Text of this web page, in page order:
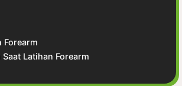
Forearm
Latihan Forearm